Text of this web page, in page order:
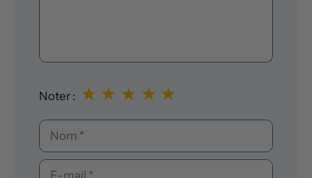
Noter : ★
★
★
★
★
Nom
E-